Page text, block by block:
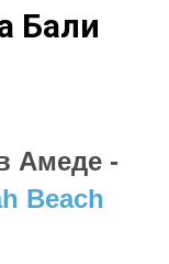
Бали
Амеде -
Beach